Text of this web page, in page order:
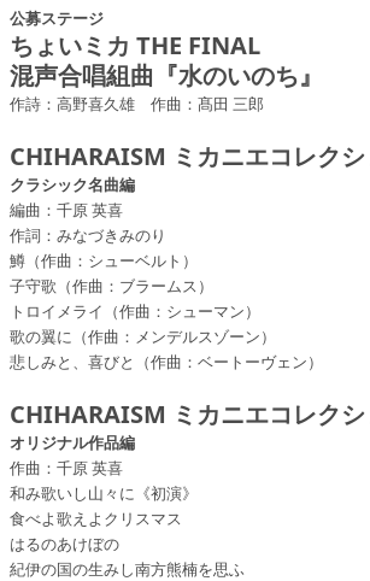
公募ステージ
ちょいミカ THE FINAL
混声合唱組曲『水のいのち』
作詩：高野喜久雄 作曲：髙田 三郎
CHIHARAISM ミカニエコレク
クラシック名曲編
編曲：千原 英喜
作詞：みなづきみのり
鱒（作曲：シューベルト）
子守歌（作曲：ブラームス）
トロイメライ（作曲：シューマン）
歌の翼に（作曲：メンデルスゾーン）
悲しみと、喜びと（作曲：ベートーヴェン）
CHIHARAISM ミカニエコレク
オリジナル作品編
作曲：千原 英喜
和み歌いし山々に《初演》
食べよ歌えよクリスマス
はるのあけぼの
紀伊の国の生みし南方熊楠を思ふ